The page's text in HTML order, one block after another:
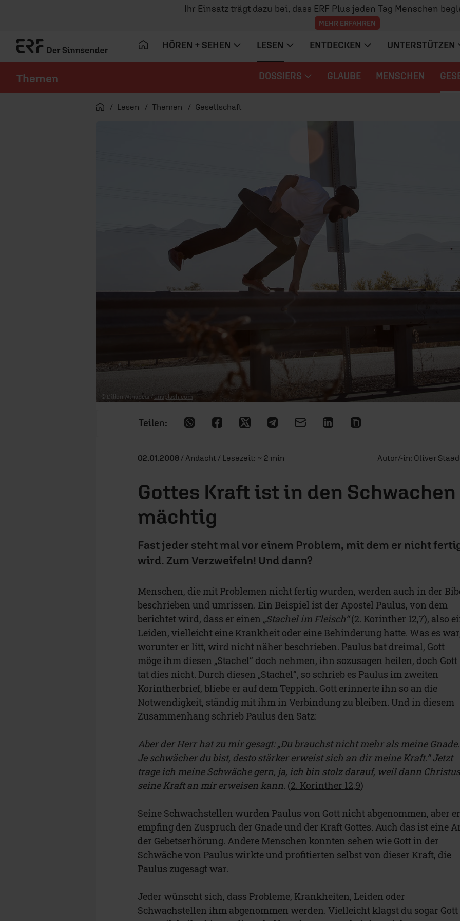
Ihr Einsatz trägt dazu bei, dass ERF Plus jeden Tag Menschen
MEHR ERFAHREN
HÖREN + SEHEN LESEN ENTDECKEN UNTERSTÜTZEN
Themen DOSSIERS GLAUBE MENSCHEN
Startseite
Lesen Themen Gesellschaft
© Dillon Winspear / unsplash.com
02.01.2008 / Andacht / Lesezeit: ~ 2 min Autor/-in: Oliver
Gottes Kraft ist in den Schwachen
mächtig
Fast jeder steht mal vor einem Problem, mit dem er nicht
wird. Zum Verzweifeln! Und dann?
Menschen, die mit Problemen nicht fertig wurden, werden auch in der
beschrieben und umrissen. Ein Beispiel ist der Apostel Paulus, von dem
berichtet wird, dass er einen „Stachel im Fleisch“(2. Korinther 12,7), also
Leiden, vielleicht eine Krankheit oder eine Behinderung hatte. Was es
worunter er litt, wird nicht näher beschrieben. Paulus bat dreimal, Gott
möge ihm diesen „Stachel“ doch nehmen, ihn sozusagen heilen, doch Gott
tat dies nicht. Durch diesen „Stachel“, so schrieb es Paulus im zweiten
Korintherbrief, bliebe er auf dem Teppich. Gott erinnerte ihn so an die
Notwendigkeit, ständig mit ihm in Verbindung zu bleiben. Und in diesem
Zusammenhang schrieb Paulus den Satz:
Aber der Herr hat zu mir gesagt: „Du brauchst nicht mehr als meine Gnade.
Je schwächer du bist, desto stärker erweist sich an dir meine Kraft.“ Jetzt
trage ich meine Schwäche gern, ja, ich bin stolz darauf, weil dann
seine Kraft an mir erweisen kann. (2. Korinther 12,9)
Seine Schwachstellen wurden Paulus von Gott nicht abgenommen, aber er
empfing den Zuspruch der Gnade und der Kraft Gottes. Auch das ist eine
der Gebetserhörung. Andere Menschen konnten sehen wie Gott in der
Schwäche von Paulus wirkte und profitierten selbst von dieser Kraft, die
Paulus zugesagt war.
Jeder wünscht sich, dass Probleme, Krankheiten, Leiden oder
Schwachstellen ihm abgenommen werden. Vielleicht klagst du sogar Gott